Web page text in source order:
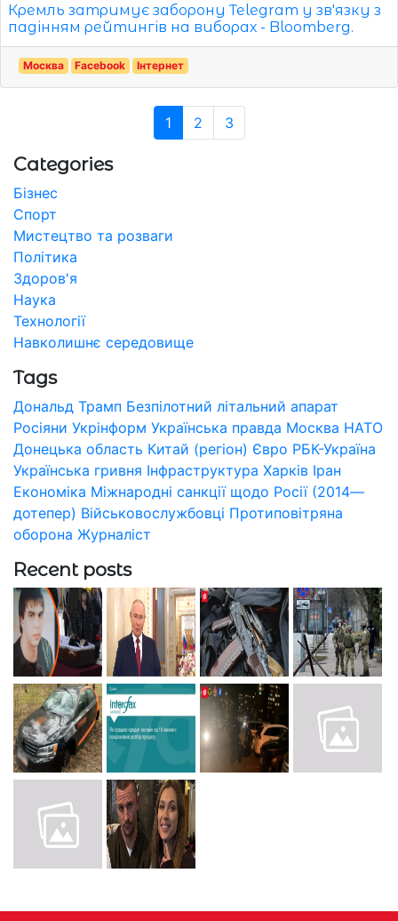
Кремль затримує заборону Telegram у зв'язку з
падінням рейтингів на виборах - Bloomberg.
Москва Facebook Інтернет
1 2 3
Categories
Бізнес
Спорт
Мистецтво та розваги
Політика
Здоров'я
Наука
Технології
Навколишнє середовище
Tags
Дональд Трамп Безпілотний літальний апарат
Росіяни Укрінформ Українська правда Москва НАТО
Донецька область Китай (регіон) Євро РБК-Україна
Українська гривня Інфраструктура Харків Іран
Економіка Міжнародні санкції щодо Росії (2014—
дотепер) Військовослужбовці Протиповітряна
оборона Журналіст
Recent posts